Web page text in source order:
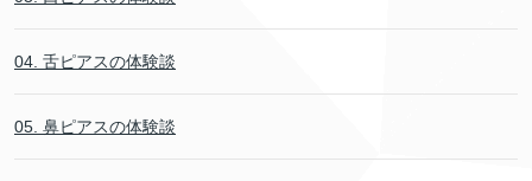
04. 舌ピアスの体験談
05. 鼻ピアスの体験談